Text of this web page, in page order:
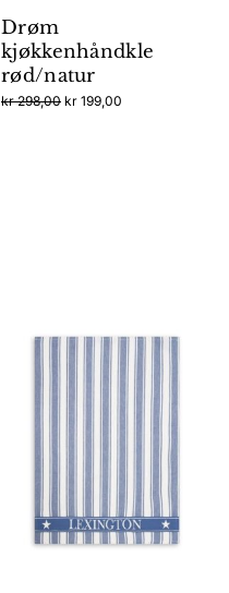
Drøm
kjøkkenhåndkle
rød/natur
kr298,00 Opprinnelig
kr 199,00